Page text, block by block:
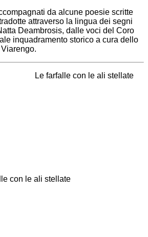
da alcune poesie scritte
attraverso la lingua dei segni
Deambrosis, dalle voci del Coro
inquadramento storico a cura dello